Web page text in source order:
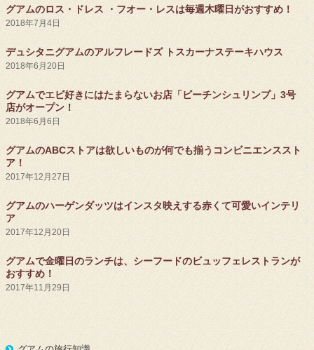
グアムのロス・ドレス ・フオー・レスは毎週木曜日がおすすめ！
2018年7月4日
デュシタニグアムのアルフレードズ トスカーナステーキハウス
2018年6月20日
グアムでエビ好きにはたまらないお店「ビーチンシュリンプ」3号
店がオープン！
2018年6月6日
グアムのABCストアは欲しいものが何でも揃うコンビニエンススト
ア！
2017年12月27日
グアムのハーゲンダッツはインスタ映えする赤くて可愛いインテリ
ア
2017年12月20日
グアムで金曜日のランチは、シーフードのビュッフェレストランが
おすすめ！
2017年11月29日